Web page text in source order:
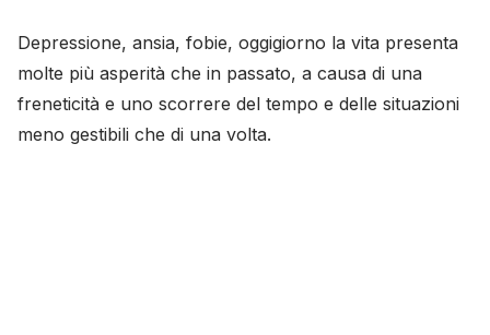
Depressione, ansia, fobie, oggigiorno la vita presenta
molte più asperità che in passato, a causa di una
freneticità e uno scorrere del tempo e delle situazioni
meno gestibili che di una volta.